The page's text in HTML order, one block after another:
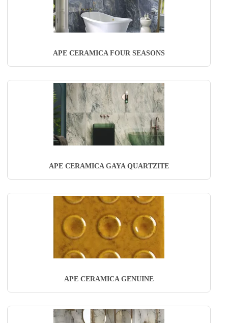
APE CERAMICA FOUR SEASONS
APE CERAMICA GAYA QUARTZITE
APE CERAMICA GENUINE